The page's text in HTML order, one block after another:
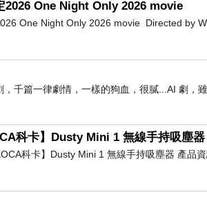
2026 One Night Only 2026 movie
One Night Only 2026 movie Directed by
千篇一律劇情，一樣的狗血，很膩...AI 劇，
科卡】Dusty Mini 1 無線手持吸塵器
科卡】Dusty Mini 1 無線手持吸塵器 產品